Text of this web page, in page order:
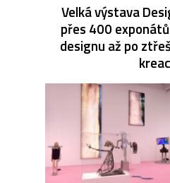
Velká výstava
přes 400
designu až po